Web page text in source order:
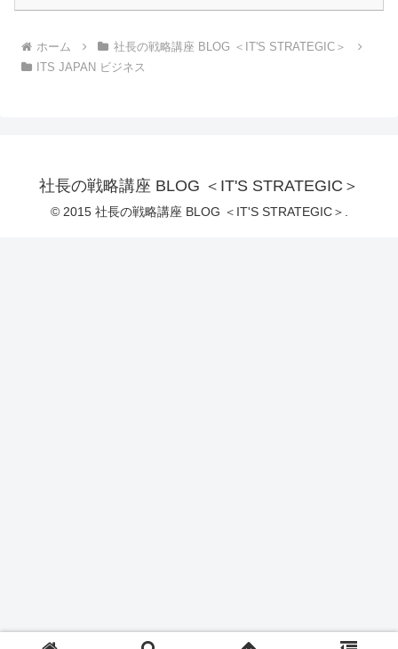
ホーム
社長の戦略講座 BLOG ＜IT'S STRATEGIC＞
ITS JAPAN ビジネス
社長の戦略講座 BLOG ＜IT'S STRATEGIC＞
© 2015 社長の戦略講座 BLOG ＜IT'S STRATEGIC＞.